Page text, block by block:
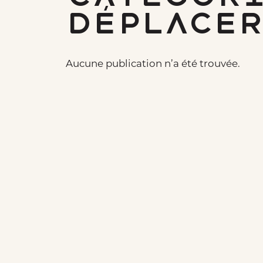
Aucune publication n’a été trouvée.